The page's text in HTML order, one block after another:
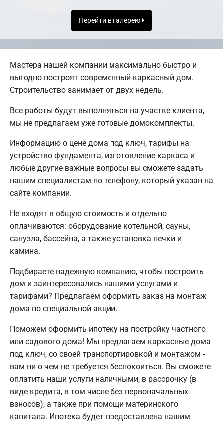
Перейти в галерею
Мастера нашей компании максимально быстро и
выгодно построят современный каркасный дом.
Строительство занимает от двух недель.
Все работы будут выполняться на участке клиента,
мы не предлагаем уже готовые домокомплекты.
Информацию о цене дома под ключ, тарифы на
устройство фундамента, изготовление каркаса и
любые другие важные вопросы вы сможете задать
нашим специалистам по телефону, который указан на
сайте компании.
Не входят в общую стоимость и отдельно
оплачиваются: оборудование котельной, сауны,
санузла, бассейна, а также установка печки и
камина.
Подбираете надежную компанию, чтобы построить
дом и заинтересовались нашими услугами и
тарифами? Предлагаем оформить заказ на монтаж
дома по специальной акции.
Поможем оформить ипотеку на постройку частного
или садового дома! Мы предлагаем каркасные дома
под ключ, со своей транспортировкой и монтажом -
вам ни о чем не требуется беспокоиться. Вы сможете
оплатить наши услуги наличными, в рассрочку (в
виде кредита, в том числе без первоначальных
взносов), а также при помощи материнского
капитала. Ипотека будет предоставлена нашим